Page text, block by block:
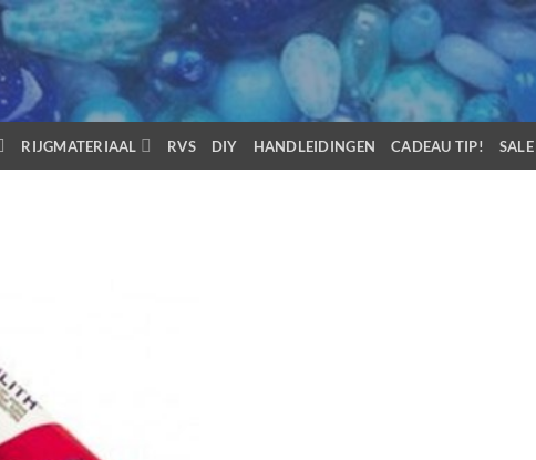
RIJGMATERIAAL RVS DIY HANDLEIDINGEN CADEAU TIP! SALE